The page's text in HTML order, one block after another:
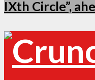
IXth Circle”,